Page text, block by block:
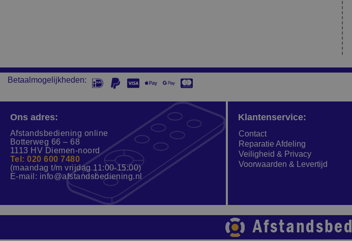
Betaalmogelijkheden:
Ons adres:
Afstandsbediening online
Botterweg 66 – 68
1113 HV Diemen-noord
Tel: 020 600 7480
(maandag t/m vrijdag 11:00-15:00)
E-mail: info@afstandsbediening.nl
Klantenservice:
Contact
Reparatie Afdeling
Veiligheid & Privacy
Voorwaarden & Levertijd